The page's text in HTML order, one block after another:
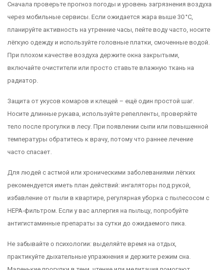
Сначала проверьте прогноз погоды и уровень загрязнения воздуха
через мобильные сервисы. Если ожидается жара выше 30 °C,
планируйте активность на утренние часы, пейте воду часто, носите
лёгкую одежду и используйте головные платки, смоченные водой.
При плохом качестве воздуха держите окна закрытыми,
включайте очистители или просто ставьте влажную ткань на
радиатор.
Защита от укусов комаров и клещей – ещё один простой шаг.
Носите длинные рукава, используйте репелленты, проверяйте
тело после прогулки в лесу. При появлении сыпи или повышенной
температуры обратитесь к врачу, потому что раннее лечение
часто спасает.
Для людей с астмой или хроническими заболеваниями лёгких
рекомендуется иметь план действий: ингаляторы под рукой,
избавление от пыли в квартире, регулярная уборка с пылесосом с
HEPA‑фильтром. Если у вас аллергия на пыльцу, попробуйте
антигистаминные препараты за сутки до ожидаемого пика.
Не забывайте о психологии: выделяйте время на отдых,
практикуйте дыхательные упражнения и держите режим сна.